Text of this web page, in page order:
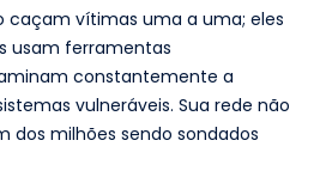
caçam vítimas uma a uma; eles
usam ferramentas
constantemente a
vulneráveis. Sua rede não
dos milhões sendo sondados